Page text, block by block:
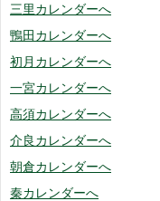
三里カレンダーへ
鴨田カレンダーへ
初月カレンダーへ
一宮カレンダーへ
高須カレンダーへ
介良カレンダーへ
朝倉カレンダーへ
秦カレンダーへ